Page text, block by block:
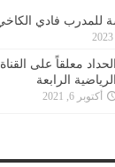
للمدرب فادي
الحداد معلقاً على
الرياضية الرابعة
أكتوبر 6, 2021